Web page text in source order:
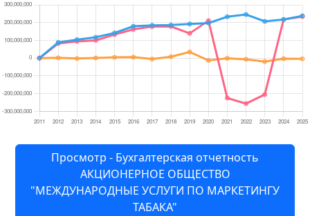
Просмотр - Бухгалтерская отчетность
АКЦИОНЕРНОЕ ОБЩЕСТВО
"МЕЖДУНАРОДНЫЕ УСЛУГИ ПО МАРКЕТИНГУ
ТАБАКА"